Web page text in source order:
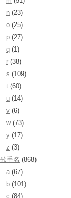
n (23)
o (25)
p (27)
q (1)
r (38)
s (109)
t (60)
u (14)
v (6)
w(73)
y (17)
z (3)
歌手名 (868)
a (67)
b (101)
c (84)